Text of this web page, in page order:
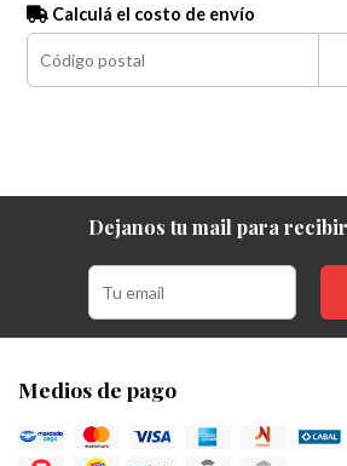
Calculá el costo de envío
Dejanos tu mail para
Medios de pago